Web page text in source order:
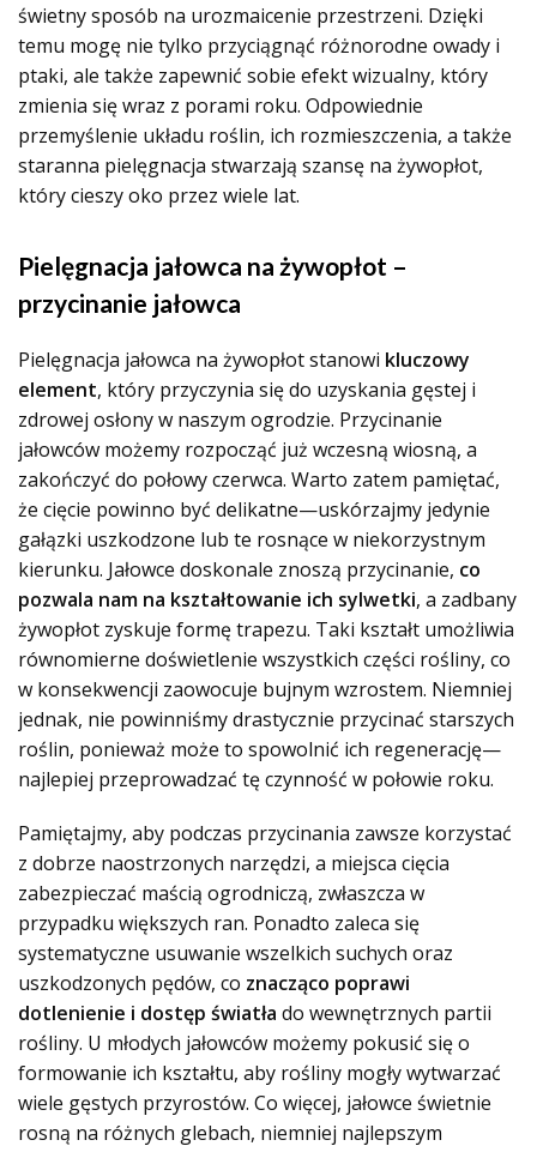
świetny sposób na urozmaicenie przestrzeni. Dzięki
temu mogę nie tylko przyciągnąć różnorodne owady i
ptaki, ale także zapewnić sobie efekt wizualny, który
zmienia się wraz z porami roku. Odpowiednie
przemyślenie układu roślin, ich rozmieszczenia, a także
staranna pielęgnacja stwarzają szansę na żywopłot,
który cieszy oko przez wiele lat.
Pielęgnacja jałowca na żywopłot –
przycinanie jałowca
Pielęgnacja jałowca na żywopłot stanowi kluczowy
element, który przyczynia się do uzyskania gęstej i
zdrowej osłony w naszym ogrodzie. Przycinanie
jałowców możemy rozpocząć już wczesną wiosną, a
zakończyć do połowy czerwca. Warto zatem pamiętać,
że cięcie powinno być delikatne—uskórzajmy jedynie
gałązki uszkodzone lub te rosnące w niekorzystnym
kierunku. Jałowce doskonale znoszą przycinanie, co
pozwala nam na kształtowanie ich sylwetki, a zadbany
żywopłot zyskuje formę trapezu. Taki kształt umożliwia
równomierne doświetlenie wszystkich części rośliny, co
w konsekwencji zaowocuje bujnym wzrostem. Niemniej
jednak, nie powinniśmy drastycznie przycinać starszych
roślin, ponieważ może to spowolnić ich regenerację—
najlepiej przeprowadzać tę czynność w połowie roku.
Pamiętajmy, aby podczas przycinania zawsze korzystać
z dobrze naostrzonych narzędzi, a miejsca cięcia
zabezpieczać maścią ogrodniczą, zwłaszcza w
przypadku większych ran. Ponadto zaleca się
systematyczne usuwanie wszelkich suchych oraz
uszkodzonych pędów, co znacząco poprawi
dotlenienie i dostęp światła do wewnętrznych partii
rośliny. U młodych jałowców możemy pokusić się o
formowanie ich kształtu, aby rośliny mogły wytwarzać
wiele gęstych przyrostów. Co więcej, jałowce świetnie
rosną na różnych glebach, niemniej najlepszym